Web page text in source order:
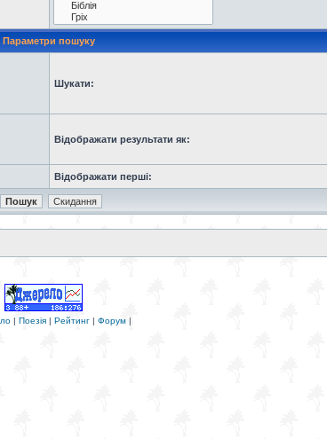
Параметри пошуку
Шукати:
Відображати результати як:
Відображати перші:
| Поезія | Рейтинг | Форум |